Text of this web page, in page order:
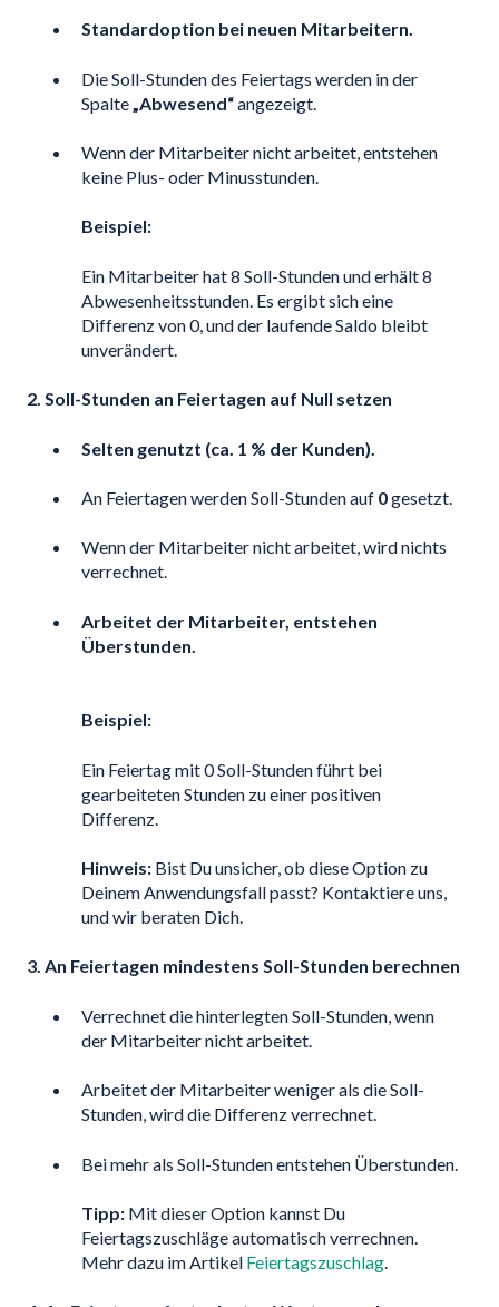
Standardoption bei neuen Mitarbeitern.
Die Soll-Stunden des Feiertags werden in der
Spalte „Abwesend“angezeigt.
Wenn der Mitarbeiter nicht arbeitet, entstehen
keine Plus- oder Minusstunden.
Beispiel:
Ein Mitarbeiter hat 8 Soll-Stunden und erhält 8
Abwesenheitsstunden. Es ergibt sich eine
Differenz von 0, und der laufende Saldo bleibt
unverändert.
2. Soll-Stunden an Feiertagen auf Null setzen
Selten genutzt (ca. 1 % der Kunden).
An Feiertagen werden Soll-Stunden auf 0gesetzt.
Wenn der Mitarbeiter nicht arbeitet, wird nichts
verrechnet.
Arbeitet der Mitarbeiter, entstehen
Überstunden.
Beispiel:
Ein Feiertag mit 0 Soll-Stunden führt bei
gearbeiteten Stunden zu einer positiven
Differenz.
Hinweis: Bist Du unsicher, ob diese Option zu
Deinem Anwendungsfall passt? Kontaktiere uns,
und wir beraten Dich.
3. An Feiertagen mindestens Soll-Stunden berechnen
Verrechnet die hinterlegten Soll-Stunden, wenn
der Mitarbeiter nicht arbeitet.
Arbeitet der Mitarbeiter weniger als die Soll-
Stunden, wird die Differenz verrechnet.
Bei mehr als Soll-Stunden entstehen Überstunden.
Tipp: Mit dieser Option kannst Du
Feiertagszuschläge automatisch verrechnen.
Mehr dazu im Artikel Feiertagszuschlag.